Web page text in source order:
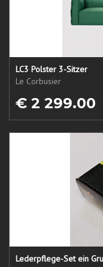
LC3 Polster 3-Sitzer
Le Corbusier
€ 2 299.00
Lederpflege-Set ein